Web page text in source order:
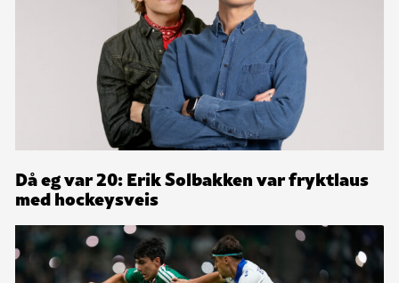
Då eg var 20: Erik Solbakken var fryktlaus
med hockeysveis